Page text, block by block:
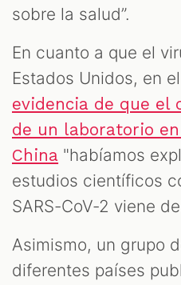
sobre la salud”.
En cuanto a que el
Estados Unidos, en
evidencia de que el
de un laboratorio
China "habíamos
estudios científicos
SARS-CoV-2 viene
Asimismo, un grupo
diferentes países